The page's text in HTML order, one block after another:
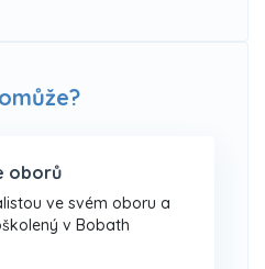
oborů
ve svém oboru a
v Bobath